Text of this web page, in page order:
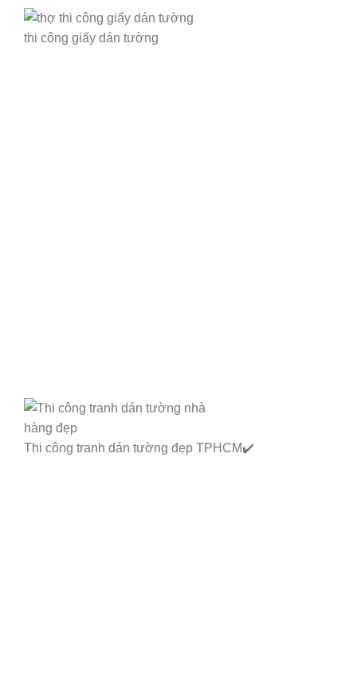
thi công giấy dán tường
Thi công tranh dán tường đẹp TPHCM✔️